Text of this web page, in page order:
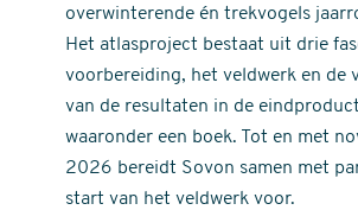
overwinterende én trekvogels
Het atlasproject bestaat uit drie
voorbereiding, het veldwerk en de
van de resultaten in de
waaronder een boek. Tot en met
2026 bereidt Sovon samen met
start van het veldwerk voor.